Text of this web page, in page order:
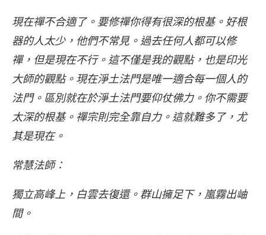
現在禪不合適了。要修禪你得有很深的根基。好根
器的人太少，他們不常見。過去任何人都可以修
禪，但是現在不行。這不僅是我的觀點，也是印光
大師的觀點。現在淨土法門是唯一適合每一個人的
法門。區別就在於淨土法門要仰仗佛力。你不需要
太深的根基。禪宗則完全靠自力。這就難多了，尤
其是現在。
常慧法師：
獨立高峰上，白雲去復還。群山擁足下，嵐霧出岫
間。